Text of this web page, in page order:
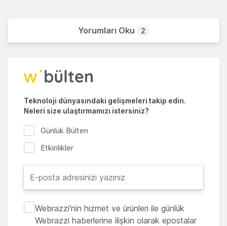
Yorumları Oku 2
Teknoloji dünyasındaki gelişmeleri takip edin.
Neleri size ulaştırmamızı istersiniz?
Günlük Bülten
Etkinlikler
Webrazzi'nin hizmet ve ürünleri ile günlük
Webrazzi haberlerine ilişkin olarak epostalar